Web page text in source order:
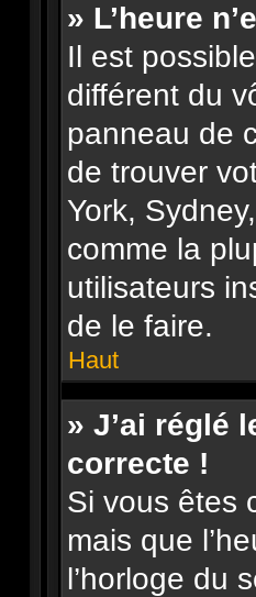
» L’heure
Il est
différent du
panneau de
de trouver
York,
comme la
utilisateurs
de le faire.
Haut
» J’ai réglé
correcte !
Si vous êtes
mais que
l’horloge du